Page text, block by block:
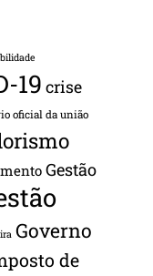
19 crise
oficial da união
Gestão
Governo
de